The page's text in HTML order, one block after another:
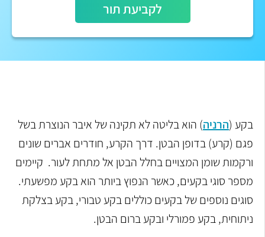
לקביעת תור
בקע (הרניה) הוא בליטה לא תקינה של איבר הנוצרת בשל
פגם (קרע) בדופן הבטן. דרך הקרע, חודרים אברים שונים
ורקמות שומן המצויים בחלל הבטן אל מתחת לעור. קיימים
מספר סוגי בקעים, כאשר הנפוץ ביותר הוא בקע מפשעתי.
סוגים נוספים של בקעים כוללים בקע טבורי, בקע בצלקת
ניתוחית, בקע פמורלי ובקע ברום הבטן.